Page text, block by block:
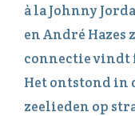
à la Johnny
en André
connectie vindt
Het ontstond in
zeelieden op